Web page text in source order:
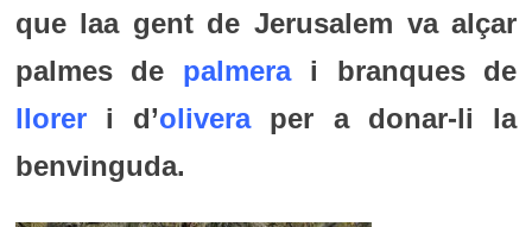
que laa gent de Jerusalem va alçar
palmes de palmerai branques de
lloreri d’oliveraper a donar-li la
benvinguda.